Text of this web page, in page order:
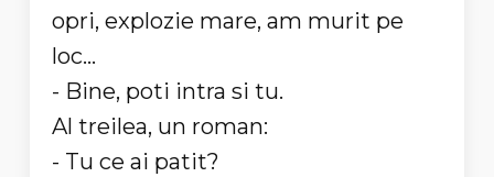
opri, explozie mare, am murit pe
loc...
- Bine, poti intra si tu.
Al treilea, un roman:
- Tu ce ai patit?